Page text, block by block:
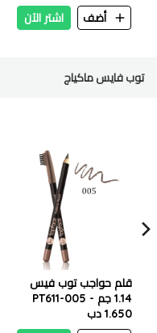
أضف
اشتر الآن
توب فايس ماكياج
قلم حواجب توب فيس
1.14 جم - PT611-005
1.650 دب